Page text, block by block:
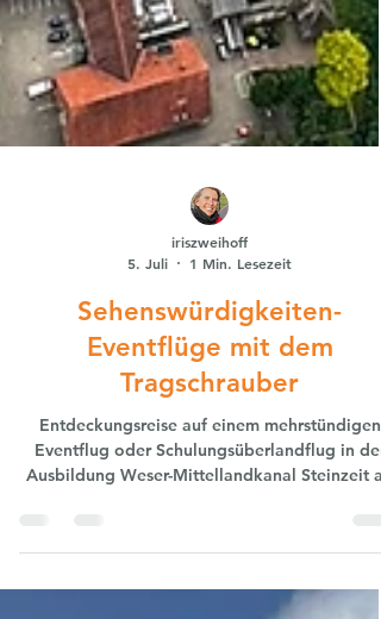
iriszweihoff
5. Juli
1 Min. Lesezeit
Sehenswürdigkeiten-
Eventflüge mit dem
Tragschrauber
Entdeckungsreise auf einem mehrstündigen
der A2 Schloß Derneburg an der Innersten
Schloss Neuhaus Paderborn Polle-Burg-